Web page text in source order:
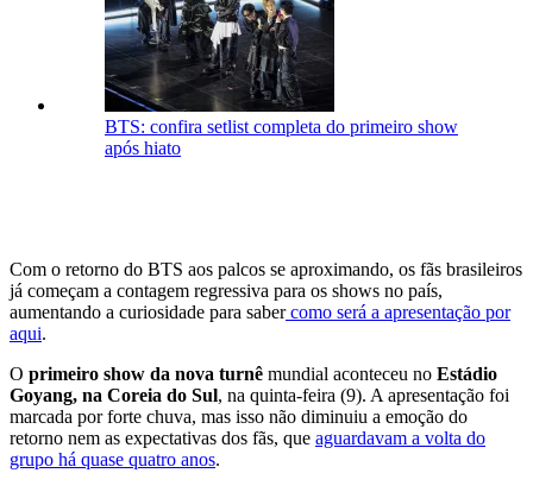
BTS: confira setlist completa do primeiro show
após hiato
Com o retorno do BTS aos palcos se aproximando, os fãs brasileiros
já começam a contagem regressiva para os shows no país,
aumentando a curiosidade para sabercomo será a apresentação por
aqui.
O primeiro show da nova turnê mundial aconteceu no Estádio
Goyang, na Coreia do Sul, na quinta-feira (9). A apresentação foi
marcada por forte chuva, mas isso não diminuiu a emoção do
retorno nem as expectativas dos fãs, que aguardavam a volta do
grupo há quase quatro anos.